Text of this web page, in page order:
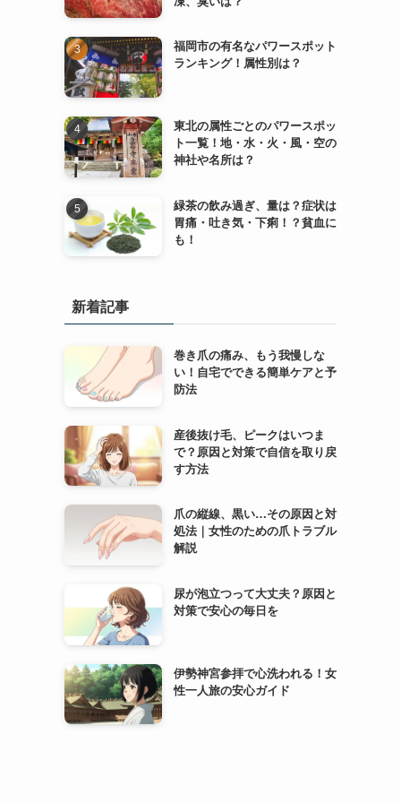
福岡市の有名なパワースポット
ランキング！属性別は？
東北の属性ごとのパワースポッ
ト一覧！地・水・火・風・空の
神社や名所は？
緑茶の飲み過ぎ、量は？症状は
胃痛・吐き気・下痢！？貧血に
も！
新着記事
巻き爪の痛み、もう我慢しな
い！自宅でできる簡単ケアと予
防法
産後抜け毛、ピークはいつま
で？原因と対策で自信を取り戻
す方法
爪の縦線、黒い…その原因と対
処法｜女性のための爪トラブル
解説
尿が泡立つって大丈夫？原因と
対策で安心の毎日を
伊勢神宮参拝で心洗われる！女
性一人旅の安心ガイド